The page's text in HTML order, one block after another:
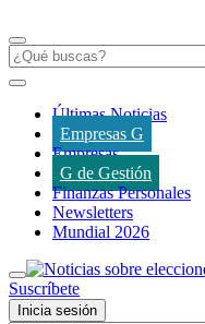
Últimas Noticias
Empresas G
Empresas
G de Gestión
Finanzas Personales
Newsletters
Mundial 2026
Suscríbete
Inicia sesión